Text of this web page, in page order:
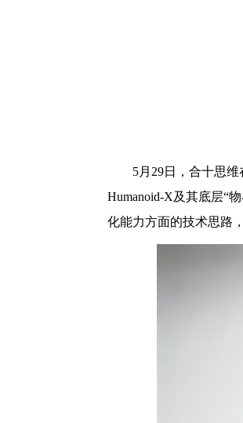
5月29日，合十思
Humanoid-X及其底层“
化能力方面的技术思路